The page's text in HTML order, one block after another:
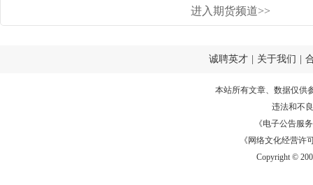
进入期货频道>>
诚聘英才 关于我们
本站所有文章、数据仅供
违法和不
《电子公告服务
《网络文化经营许
Copyright ©